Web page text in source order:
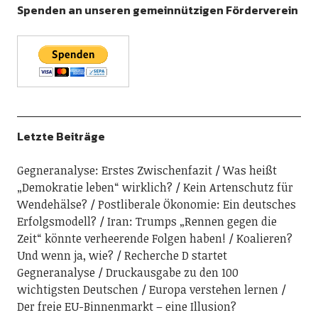
Spenden an unseren gemeinnützigen Förderverein
Letzte Beiträge
Gegneranalyse: Erstes Zwischenfazit
Was heißt
„Demokratie leben“ wirklich?
Kein Artenschutz für
Wendehälse?
Postliberale Ökonomie: Ein deutsches
Erfolgsmodell?
Iran: Trumps „Rennen gegen die
Zeit“ könnte verheerende Folgen haben!
Koalieren?
Und wenn ja, wie?
Recherche D startet
Gegneranalyse
Druckausgabe zu den 100
wichtigsten Deutschen
Europa verstehen lernen
Der freie EU-Binnenmarkt – eine Illusion?